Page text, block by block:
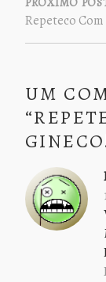
Repeteco
UM
“